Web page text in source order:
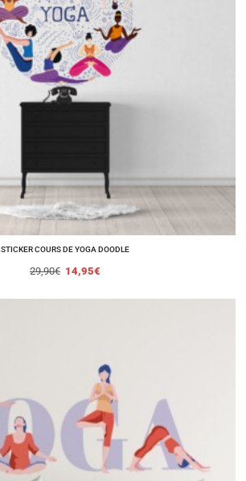
STICKER COURS DE YOGA DOODLE
29,90€ 14,95€